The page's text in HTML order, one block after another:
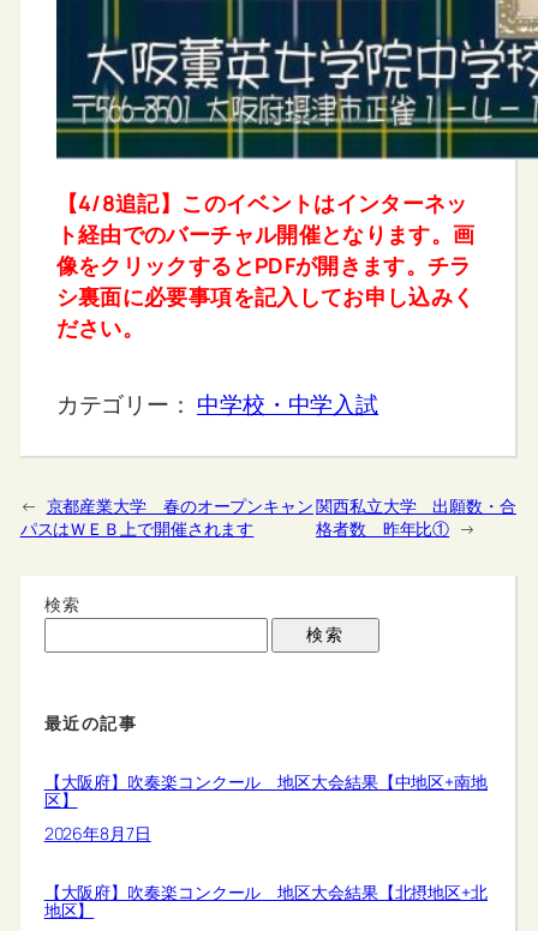
【4/8追記】このイベントはインターネッ
ト経由でのバーチャル開催となります。画
像をクリックするとPDFが開きます。チラ
シ裏面に必要事項を記入してお申し込みく
ださい。
カテゴリー： 中学校・中学入試
← 京都産業大学 春のオープンキャン
パスはＷＥＢ上で開催されます
関西私立大学 出願数・合
格者数 昨年比① →
検索
検索
最近の記事
【大阪府】吹奏楽コンクール 地区大会結果【中地区+南地
区】
2026年8月7日
【大阪府】吹奏楽コンクール 地区大会結果【北摂地区+北
地区】